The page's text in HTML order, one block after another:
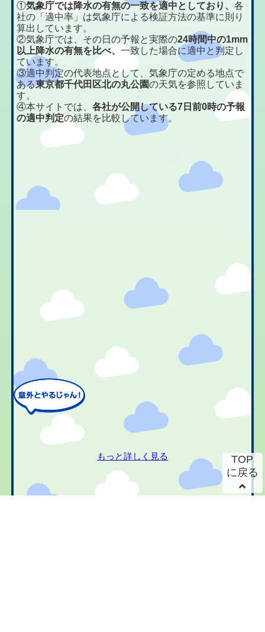
①気象庁では降水の有無の一致を適中としており、各
社の「適中率」は気象庁による検証方法の基準に則り
算出しています。
②気象庁では、その日の予報と実際の24時間中の1mm
以上降水の有無を比べ、一致した場合に適中と判定し
ています。
③適中判定の代表地点として、気象庁の定める地点で
ある東京都千代田区北の丸公園の天気を参照していま
す。
④本サイトでは、各社が公開している7日前0時の予報
の適中判定の結果を比較しています。
もっと詳しく見る
TOP
に戻る